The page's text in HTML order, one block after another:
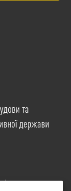
та
держави
на умовах